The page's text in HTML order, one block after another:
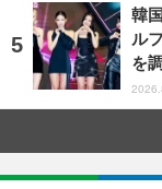
韓
ル
を